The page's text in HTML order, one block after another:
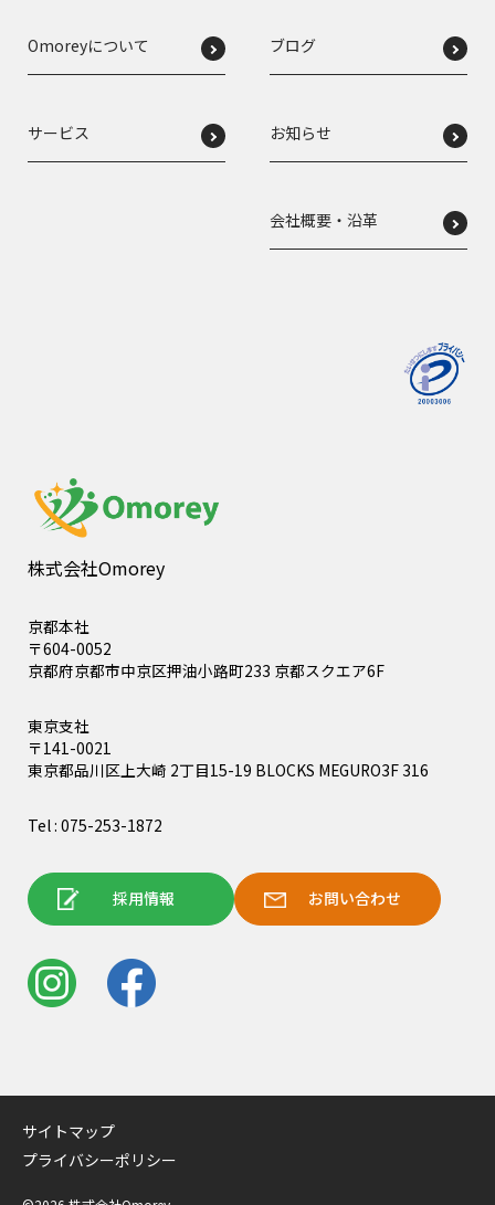
株式会社Omorey
京都本社
〒604-0052
京都府京都市中京区押油小路町233 京都スクエア6F
東京支社
〒141-0021
東京都品川区上大崎 2丁目15-19 BLOCKS MEGURO3F 316
Tel : 075-253-1872
採用情報 お問い合わせ
Omoreyについて
サービス
ブログ
お知らせ
会社概要・沿革
サイトマップ
プライバシーポリシー